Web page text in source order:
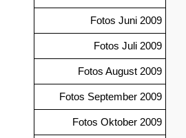
Fotos Juni 2009
Fotos Juli 2009
Fotos August 2009
Fotos September 2009
Fotos Oktober 2009